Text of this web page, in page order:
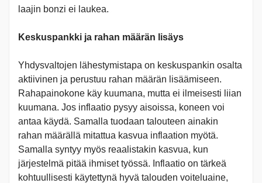
laajin bonzi ei laukea.
Keskuspankki ja rahan määrän lisäys
Yhdysvaltojen lähestymistapa on keskuspankin osalta
aktiivinen ja perustuu rahan määrän lisäämiseen.
Rahapainokone käy kuumana, mutta ei ilmeisesti liian
kuumana. Jos inflaatio pysyy aisoissa, koneen voi
antaa käydä. Samalla tuodaan talouteen ainakin
rahan määrällä mitattua kasvua inflaation myötä.
Samalla syntyy myös reaalistakin kasvua, kun
järjestelmä pitää ihmiset työssä. Inflaatio on tärkeä
kohtuullisesti käytettynä hyvä talouden voiteluaine,